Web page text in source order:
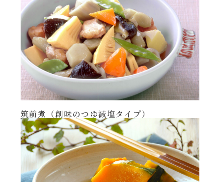
クリスマス
年末年始
その他
筑前煮（創味のつゆ減塩タイプ）